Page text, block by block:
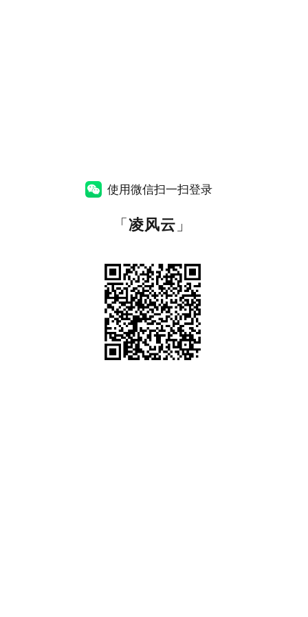
使用微信扫一扫登录
「凌风云 」